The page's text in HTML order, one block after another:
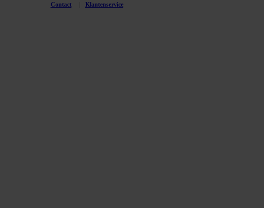
Contact Klantenservice